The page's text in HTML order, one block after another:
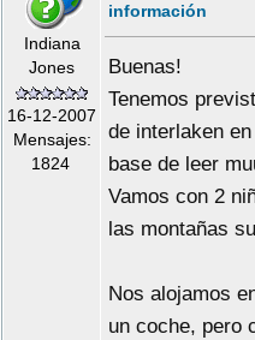
Indiana
Jones
16-12-2007
Mensajes:
1824
información
Buenas!
Tenemos
de interlaken
base de leer
Vamos con 2
las montañas
Nos alojamos
un coche, pero